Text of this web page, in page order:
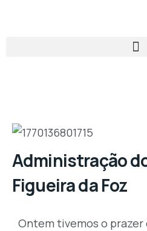
Administração
Figueira da Foz
Ontem tivemos o prazer